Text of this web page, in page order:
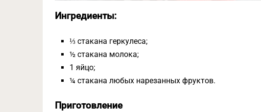
Ингредиенты:
⅓ стакана геркулеса;
½ стакана молока;
1 яйцо;
¼ стакана любых нарезанных фруктов.
Приготовление